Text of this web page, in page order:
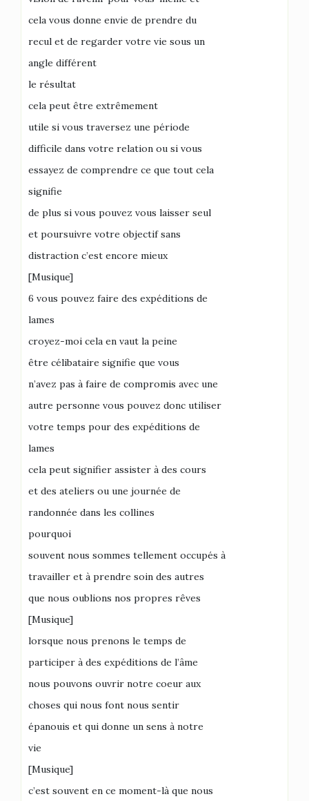
cela vous donne envie de prendre du
recul et de regarder votre vie sous un
angle différent
le résultat
cela peut être extrêmement
utile si vous traversez une période
difficile dans votre relation ou si vous
essayez de comprendre ce que tout cela
signifie
de plus si vous pouvez vous laisser seul
et poursuivre votre objectif sans
distraction c’est encore mieux
[Musique]
6 vous pouvez faire des expéditions de
lames
croyez-moi cela en vaut la peine
être célibataire signifie que vous
n’avez pas à faire de compromis avec une
autre personne vous pouvez donc utiliser
votre temps pour des expéditions de
lames
cela peut signifier assister à des cours
et des ateliers ou une journée de
randonnée dans les collines
pourquoi
souvent nous sommes tellement occupés à
travailler et à prendre soin des autres
que nous oublions nos propres rêves
[Musique]
lorsque nous prenons le temps de
participer à des expéditions de l’âme
nous pouvons ouvrir notre coeur aux
choses qui nous font nous sentir
épanouis et qui donne un sens à notre
vie
[Musique]
c’est souvent en ce moment-là que nous